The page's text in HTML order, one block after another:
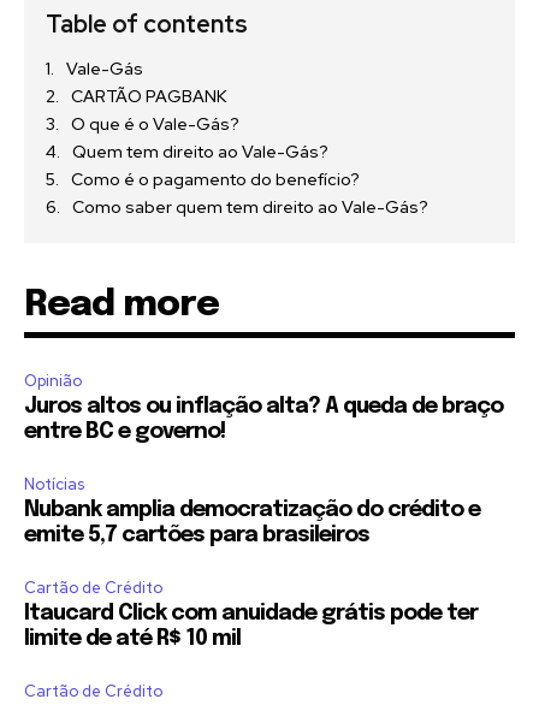
Table of contents
Vale-Gás
CARTÃO PAGBANK
O que é o Vale-Gás?
Quem tem direito ao Vale-Gás?
Como é o pagamento do benefício?
Como saber quem tem direito ao Vale-Gás?
Read more
Opinião
Juros altos ou inflação alta? A queda de braço
entre BC e governo!
Notícias
Nubank amplia democratização do crédito e
emite 5,7 cartões para brasileiros
Cartão de Crédito
Itaucard Click com anuidade grátis pode ter
limite de até R$ 10 mil
Cartão de Crédito